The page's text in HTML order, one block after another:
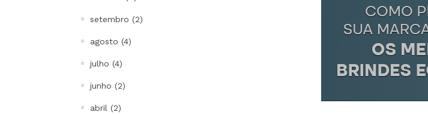
setembro (2)
agosto (4)
julho (4)
junho (2)
abril (2)